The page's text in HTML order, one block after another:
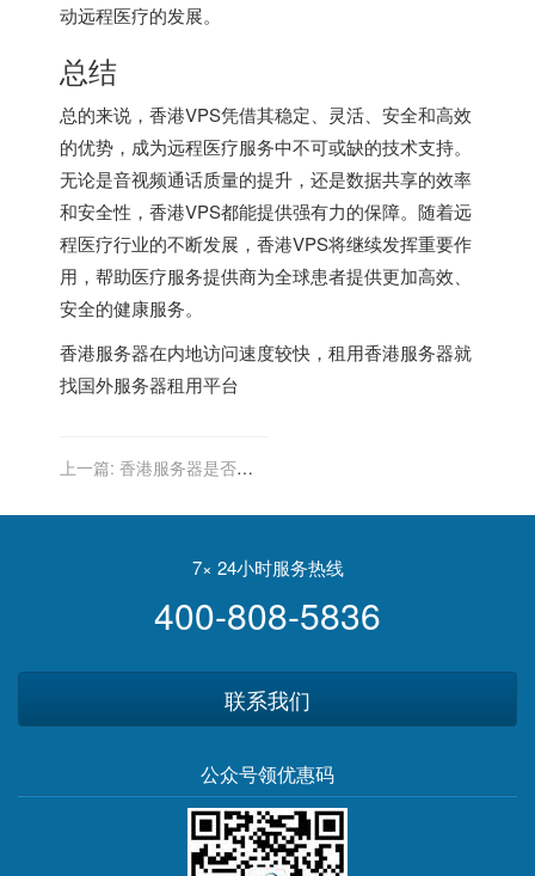
动远程医疗的发展。
总结
总的来说， 香港VPS凭借其稳定、灵活、安全和高效
的优势，成为远程医疗服务中不可或缺的技术支持。
无论是音视频通话质量的提升，还是数据共享的效率
和安全性，香港VPS都能提供强有力的保障。随着远
程医疗行业的不断发展，香港VPS将继续发挥重要作
用，帮助医疗服务提供商为全球患者提供更加高效、
安全的健康服务。
香港服务器在内地访问速度较快，租用香港服务器就
找国外服务器租用平台
上一篇: 香港服务器是否提
恢复流程？
7× 24小时服务热线
400-808-5836
联系我们
公众号领优惠码